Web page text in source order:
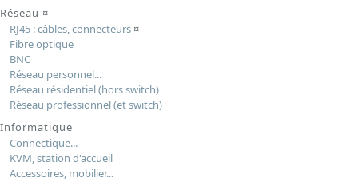
Réseau ¤
RJ45 : câbles, connecteurs¤
Fibre optique
BNC
Réseau personnel...
Réseau résidentiel (hors switch)
Réseau professionnel (et switch)
Informatique
Connectique...
KVM, station d'accueil
Accessoires, mobilier...